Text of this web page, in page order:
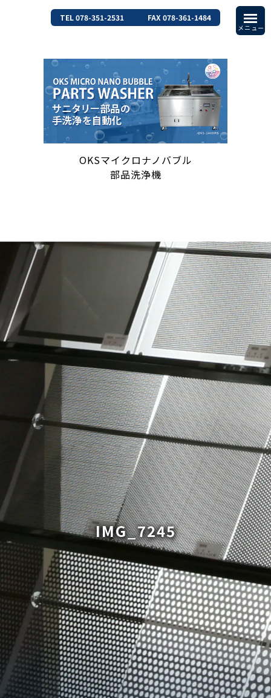
TEL 078-351-2531 FAX 078-361-1484
OKSマイクロナノバブル
部品洗浄機
IMG_7245